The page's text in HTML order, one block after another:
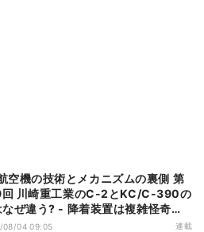
川崎重工業のC-2とKC/C-390の
なぜ違う? - 降着装置は複雑怪奇
用輸送機(10)
08/04 09:05 連載